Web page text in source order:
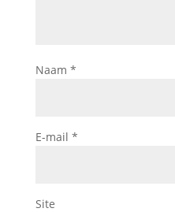
Naam *
E-mail *
Site